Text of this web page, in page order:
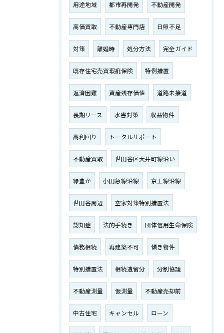
用途地域 都市再開発 不動産開発
高価買取 不動産専門店 日照不足
対策 離婚時 処分方法 完全ガイド
既存住宅売買瑕疵保険 特例措置
返済困難 資産残存価値 道路未接道
長期リース 水害対策 収益物件
高利回り トータルサポート
不動産買取 世田谷区大井町線沿い
緑豊か 小田急線沿線 京王線沿線
世田谷周辺 空家対策特別措置法
認知症 法的手続き 団体信用生命保険
債務相続 再建築不可 傾き物件
特別措置法 相続遺留分 分割協議
不動産測量 仮測量 不動産売却前
中古住宅 キャンセル ローン